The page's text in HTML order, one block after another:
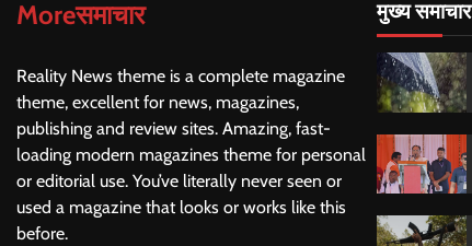
Moreसमाचार
Reality News theme is a complete magazine
theme, excellent for news, magazines,
publishing and review sites. Amazing, fast-
loading modern magazines theme for personal
or editorial use. You’ve literally never seen or
used a magazine that looks or works like this
before.
मुख्य समाचार